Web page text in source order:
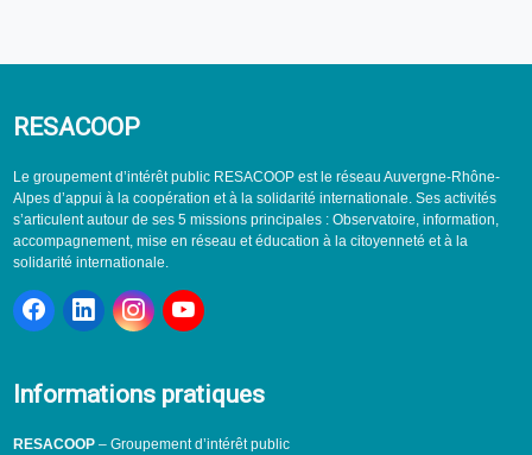
RESACOOP
Le groupement d’intérêt public RESACOOP est le réseau Auvergne-Rhône-
Alpes d’appui à la coopération et à la solidarité internationale. Ses activités
s’articulent autour de ses 5 missions principales : Observatoire, information,
accompagnement, mise en réseau et éducation à la citoyenneté et à la
solidarité internationale.
Informations pratiques
RESACOOP– Groupement d’intérêt public